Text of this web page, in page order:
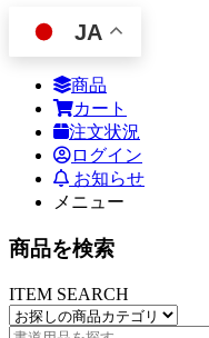
JA
商品
カート
注文状況
ログイン
お知らせ
メニュー
商品を検索
ITEM SEARCH